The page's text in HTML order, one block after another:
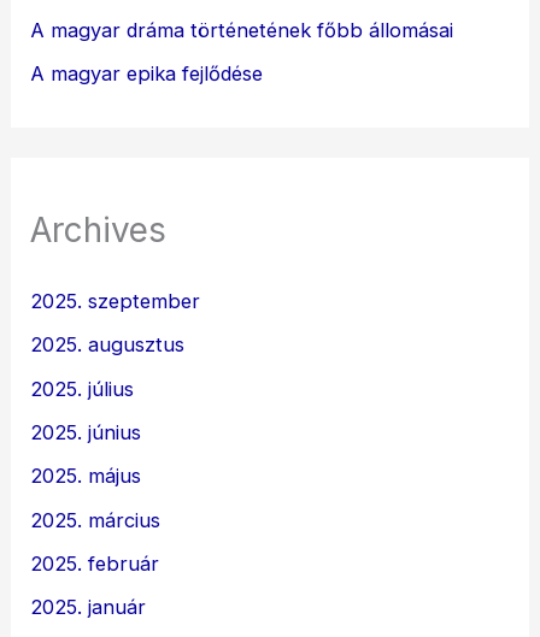
A magyar dráma történetének főbb állomásai
A magyar epika fejlődése
Archives
2025. szeptember
2025. augusztus
2025. július
2025. június
2025. május
2025. március
2025. február
2025. január